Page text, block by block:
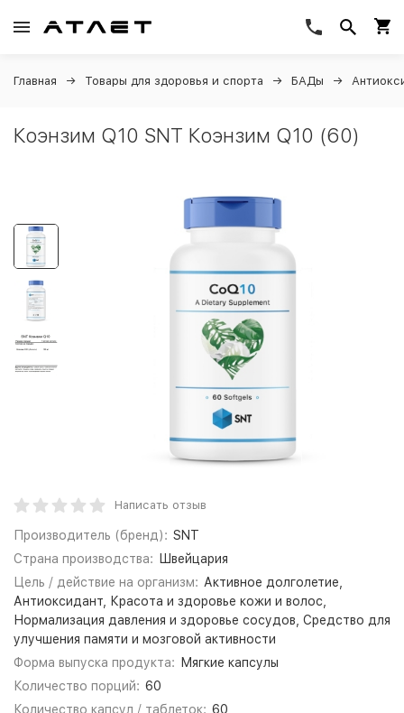
Главная Товары для здоровья и спорта БАДы
Коэнзим Q10 SNT Коэнзим Q10 (60)
Написать отзыв
Производитель (бренд): SNT
Страна производства:
Швейцария
Цель / действие на организм: Активное долголетие,
Антиоксидант, Красота и здоровье кожи и волос,
Нормализация давления и здоровье сосудов, Средство для
улучшения памяти и мозговой активности
Форма выпуска продукта:
Мягкие капсулы
Количество порций: 60
Количество капсул / таблеток: 60